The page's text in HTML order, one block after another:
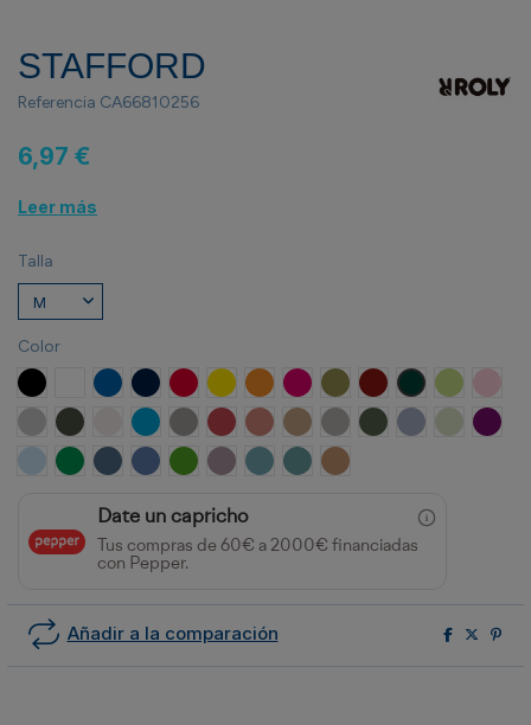
STAFFORD
Referencia CA66810256
6,97 €
Leer más
Talla
Color
NEGRO BLANCOROYAL MARINOROJO AMARILLONARANJAROSETONVERDE MILITAR
GRANATEVERDE BOTELLA
VERDE
GRIS VIGOREPLOMO OSCURO
BLANCO VINTAGE
TURQUESA
OPALO ROJO CRISANTEMO
NARANJA CLAY
ARENA GRIS PIEDRAVERDE AVENTURA
AZUL ZENVERDE
CELESTEVERDE KELLY
AZUL DENIMAZUL RIVIERA
VERDE GRASS
LAVANDAAZUL LAVADO
AZUL DUSTYNARANJA GREEK
Date un capricho
Tus compras de 60€ a 2000€ financiadas
con Pepper.
Añadir a la comparación